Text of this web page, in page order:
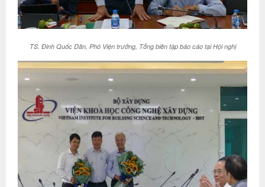
TS. Đinh Quốc Dân, Phó Viện trưởng, Tổng biên tập báo cáo tại Hội nghị